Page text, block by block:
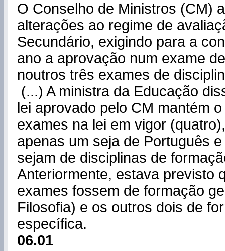
O Conselho de Ministros (CM)
alterações ao regime de
Secundário, exigindo para a
ano a aprovação num exame
noutros três exames de
(...) A ministra da Educação
lei aprovado pelo CM mantém
exames na lei em vigor
apenas um seja de Português
sejam de disciplinas de
Anteriormente, estava previsto
exames fossem de formação
Filosofia) e os outros dois de
específica.
06.01